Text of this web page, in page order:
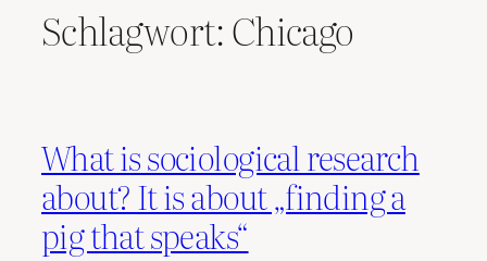
Schlagwort:Chicago
What is sociological research
about? It is about „finding a
pig that speaks“